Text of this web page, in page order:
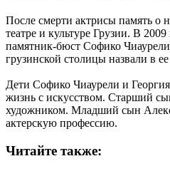
После смерти актрисы память о
театре и культуре Грузии. В
памятник-бюст Софико
грузинской столицы назвали в ее
Дети Софико Чиаурели и
жизнь с искусством. Старший
художником. Младший сын
актерскую профессию.
Читайте также: